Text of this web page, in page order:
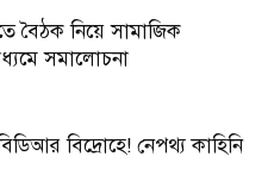
বৈঠক নিয়ে সামাজিক
সমালোচনা
বিদ্রোহে! নেপথ্য কাহিনি